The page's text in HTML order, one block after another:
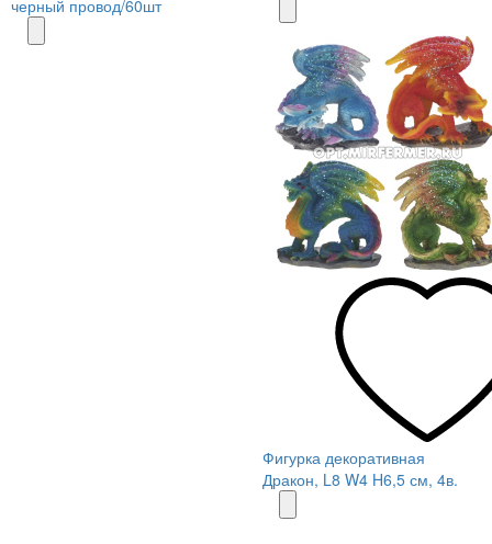
черный провод/60шт
Фигурка декоративная
Дракон, L8 W4 H6,5 см, 4в.